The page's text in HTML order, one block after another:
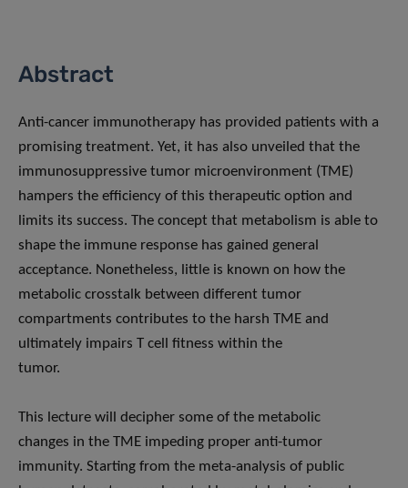
Abstract
Anti-cancer immunotherapy has provided patients with a
promising treatment. Yet, it has also unveiled that the
immunosuppressive tumor microenvironment (TME)
hampers the efficiency of this therapeutic option and
limits its success. The concept that metabolism is able to
shape the immune response has gained general
acceptance. Nonetheless, little is known on how the
metabolic crosstalk between different tumor
compartments contributes to the harsh TME and
ultimately impairs T cell fitness within the
tumor.
This lecture will decipher some of the metabolic
changes in the TME impeding proper anti-tumor
immunity. Starting from the meta-analysis of public